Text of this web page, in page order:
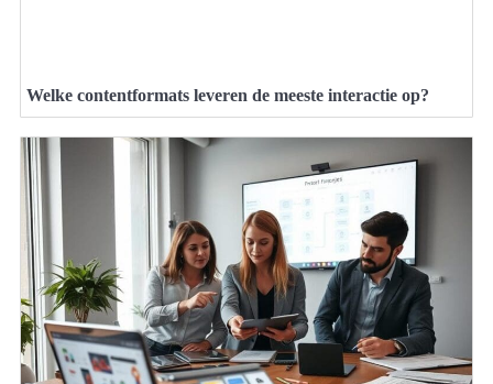
Welke contentformats leveren de meeste interactie op?